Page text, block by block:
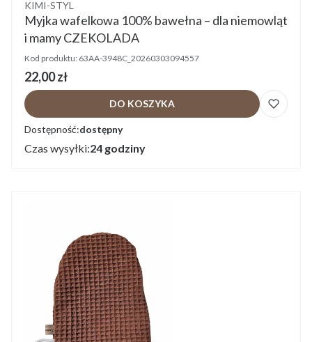
KIMI-STYL
Myjka wafelkowa 100% bawełna – dla niemowląt
i mamy CZEKOLADA
Kod produktu: 63AA-3948C_20260303094557
Cena
22,00 zł
DO KOSZYKA
Dostępność:dostępny
Czas wysyłki:24 godziny